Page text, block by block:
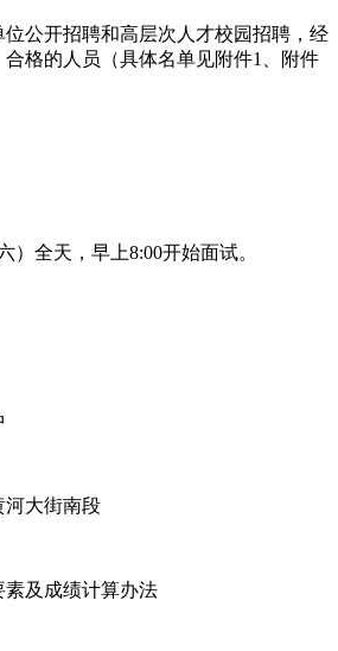
公开招聘和高层次人才校园招聘，经
格的人员（具体名单见附件1、附件
）全天，早上8:00开始面试。
河大街南段
素及成绩计算办法